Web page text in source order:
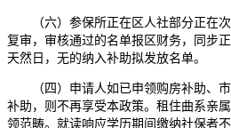
（六）参保所正在区人社部分正在次
复审，审核通过的名单报区财务，同步
天然日，无的纳入补助拟发放名单。
（四）申请人如已申领购房补助、市
补助，则不再享受本政策。租住曲系亲
领范畴。就读响应学历期间缴纳社保者